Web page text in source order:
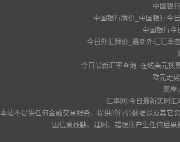
中国银
中国银行牌价_中国银行今
中国银行今
今日外汇牌价_最新外汇汇率
今日最新汇率查询_在线美元换
欧元走
离岸
汇率网:今日最新实时
本站不提供任何金融交易服务，提供的行情数据以及其它
因信息残缺、延时、错误所产生任何后果